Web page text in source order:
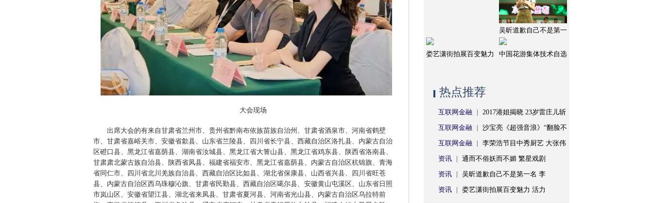
大会现场
出席大会的有来自甘肃省兰州市、贵州省黔南布依族苗族自治州、甘肃省酒泉市、河南省鹤壁
市、甘肃省嘉峪关市、安徽省歙县、山东省兰陵县、四川省长宁县、西藏自治区洛扎县、内蒙古自治
区磴口县、黑龙江省嘉荫县、湖南省汝城县、黑龙江省大箐山县、黑龙江省鸡东县、陕西省洛南县、
甘肃肃北蒙古族自治县、陕西省凤县、福建省福安市、黑龙江省嘉荫县、内蒙古自治区杭锦旗、青海
省同仁市、四川省北川羌族自治县、西藏自治区比如县、湖北省保康县、山西省兴县、四川省旺苍
县、内蒙古自治区西乌珠穆沁旗、甘肃省民勤县、西藏自治区噶尔县、安徽黄山屯溪区、山东省日照
市岚山区、安徽省望江县、湖北省来凤县、甘肃省夏河县、河南省光山县、内蒙古自治区乌拉特前
吴昕道歉自己不是第一
娄艺潇街拍展百变魅力 中国花游集体技术自选
热点推荐
互联网金融 2017港姐揭晓 23岁雷庄儿斩
互联网金融 沙宝亮《超强音浪》“翻脸不
互联网金融 李荣浩节目中秀厨艺 大张伟
资讯 通而不俗妖而不媚 繁星戏剧
资讯 吴昕道歉自己不是第一名 李
资讯 娄艺潇街拍展百变魅力 活力